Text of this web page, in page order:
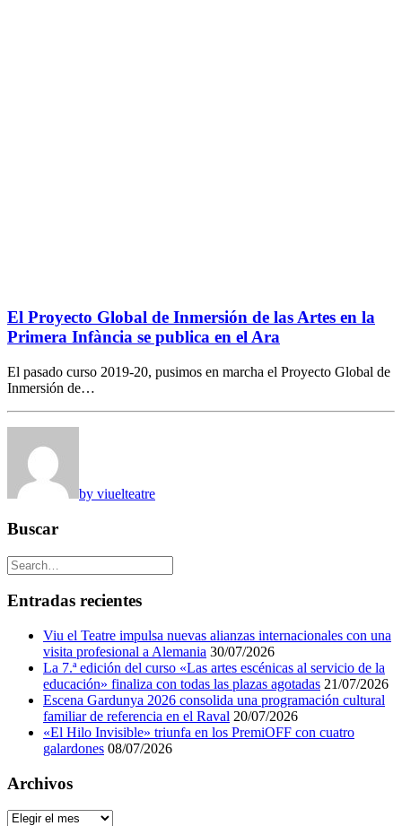
El Proyecto Global de Inmersión de las Artes en la
Primera Infància se publica en el Ara
El pasado curso 2019-20, pusimos en marcha el Proyecto Global de
Inmersión de…
by viuelteatre
Buscar
Entradas recientes
Viu el Teatre impulsa nuevas alianzas internacionales con una
visita profesional a Alemania 30/07/2026
La 7.ª edición del curso «Las artes escénicas al servicio de la
educación» finaliza con todas las plazas agotadas 21/07/2026
Escena Gardunya 2026 consolida una programación cultural
familiar de referencia en el Raval 20/07/2026
«El Hilo Invisible» triunfa en los PremiOFF con cuatro
galardones 08/07/2026
Archivos
Archivos